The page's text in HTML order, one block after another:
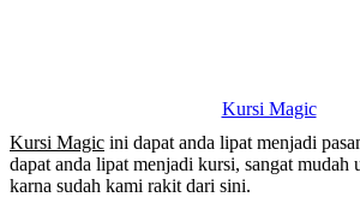
Kursi Magic
Kursi Magic ini dapat anda lipat menjadi
dapat anda lipat menjadi kursi, sangat mudah
karna sudah kami rakit dari sini.